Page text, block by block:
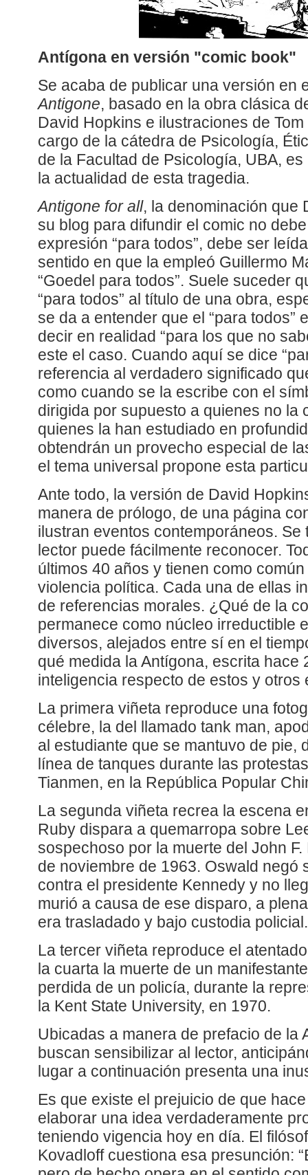
Antígona en versión "comic book"
Se acaba de publicar una versión en
Antigone, basado en la obra clásica
David Hopkins e ilustraciones de
cargo de la cátedra de Psicología,
de la Facultad de Psicología, UBA,
la actualidad de esta tragedia.
Antigone for all, la denominación que
su blog para difundir el comic no
expresión “para todos”, debe ser
sentido en que la empleó Guillermo
“Goedel para todos”. Suele suceder
“para todos” al título de una obra,
se da a entender que el “para todos”
decir en realidad “para los que no
este el caso. Cuando aquí se dice
referencia al verdadero significado
como cuando se la escribe con el
dirigida por supuesto a quienes no la
quienes la han estudiado en
obtendrán un provecho especial de
el tema universal propone esta
Ante todo, la versión de David
manera de prólogo, de una página
ilustran eventos contemporáneos.
lector puede fácilmente reconocer.
últimos 40 años y tienen como
violencia política. Cada una de ellas
de referencias morales. ¿Qué de la
permanece como núcleo irreductible
diversos, alejados entre sí en el
qué medida la Antígona, escrita hace
inteligencia respecto de estos y otros
La primera viñeta reproduce una
célebre, la del llamado tank man,
al estudiante que se mantuvo de pie,
línea de tanques durante las
Tianmen, en la República Popular
La segunda viñeta recrea la escena
Ruby dispara a quemarropa sobre
sospechoso por la muerte del John
de noviembre de 1963. Oswald negó
contra el presidente Kennedy y no
murió a causa de ese disparo, a
era trasladado y bajo custodia policial.
La tercer viñeta reproduce el
la cuarta la muerte de un
perdida de un policía, durante la
la Kent State University, en 1970.
Ubicadas a manera de prefacio de la
buscan sensibilizar al lector,
lugar a continuación presenta una
Es que existe el prejuicio de que
elaborar una idea verdaderamente
teniendo vigencia hoy en día. El
Kovadloff cuestiona esa presunción: